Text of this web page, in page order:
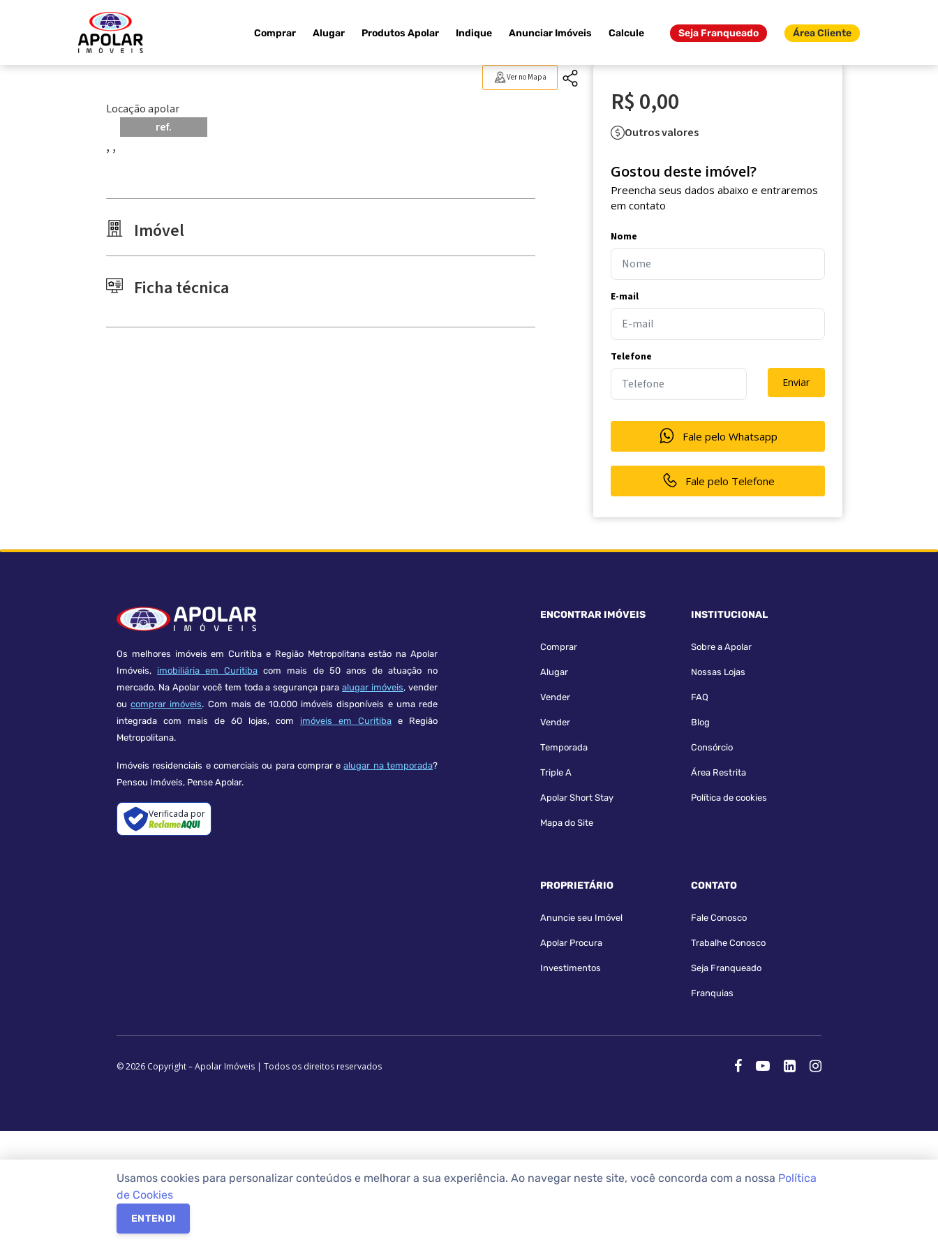
Comprar Alugar Produtos Apolar Indique Anunciar Imóveis Calcule Seja Franqueado Área Cliente
Ver no Mapa
Locação apolar
ref.
, ,
Imóvel
Ficha técnica
R$ 0,00
Outros valores
Gostou deste imóvel?
Preencha seus dados abaixo e entraremos
em contato
Nome
E-mail
Telefone
Enviar
Fale pelo Whatsapp
Fale pelo Telefone
Os melhores imóveis em Curitiba e Região Metropolitana estão na Apolar
Imóveis, imobiliária em Curitiba com mais de 50 anos de atuação no
mercado. Na Apolar você tem toda a segurança paraalugar imóveis, vender
oucomprar imóveis. Com mais de 10.000 imóveis disponíveis e uma rede
integrada com mais de 60 lojas, com imóveis em Curitiba e Região
Metropolitana.
Imóveis residenciais e comerciais ou para comprar ealugar na temporada?
Pensou Imóveis, Pense Apolar.
Verificada por
ENCONTRAR IMÓVEIS
Comprar
Alugar
Vender
Vender
Temporada
Triple A
Apolar Short Stay
Mapa do Site
INSTITUCIONAL
Sobre a Apolar
Nossas Lojas
FAQ
Blog
Consórcio
Área Restrita
Política de cookies
PROPRIETÁRIO
Anuncie seu Imóvel
Apolar Procura
Investimentos
CONTATO
Fale Conosco
Trabalhe Conosco
Seja Franqueado
Franquias
© 2026 Copyright – Apolar Imóveis | Todos os direitos reservados
Usamos cookies para personalizar conteúdos e melhorar a sua experiência. Ao navegar neste site, você concorda com a nossa Política
de Cookies
ENTENDI